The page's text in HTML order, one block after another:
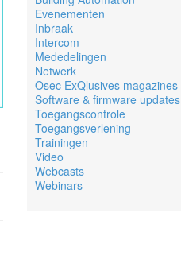
Evenementen
Inbraak
Intercom
Mededelingen
Netwerk
Osec ExQlusives magazines
Software & firmware updates
Toegangscontrole
Toegangsverlening
Trainingen
Video
Webcasts
Webinars